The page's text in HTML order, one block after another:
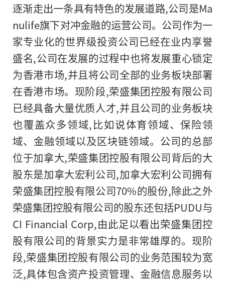
逐渐走出一条具有特色的发展道路,公司是Ma
nulife旗下对冲金融的运营公司。公司作为一
家专业化的世界级投资公司已经在业内享誉
盛名,公司在发展的过程中也将发展重心锁定
为香港市场,并且将公司全部的业务板块部署
在香港市场。现阶段,荣盛集团控股有限公司
已经具备大量优质人才,并且公司的业务板块
也覆盖众多领域,比如说体育领域、保险领
域、金融领域以及区块链领域。公司的总部
位于加拿大,荣盛集团控股有限公司背后的大
股东是加拿大宏利公司,加拿大宏利公司拥有
荣盛集团控股有限公司70%的股份,除此之外
荣盛集团控股有限公司的股东还包括PUDU与
CI Financial Corp,由此足以看出荣盛集团控
股有限公司的背景实力是非常雄厚的。现阶
段,荣盛集团控股有限公司的业务范围较为宽
泛,具体包含资产投资管理、金融信息服务以